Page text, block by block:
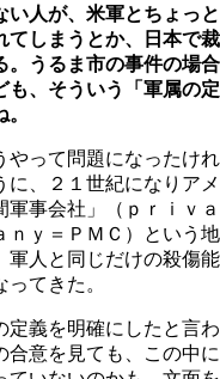
い人が、米軍とちょっと
てしまうとか、日本で裁
。うるま市の事件の場合
も、そういう「軍属の定
って問題になったけれ
に、２１世紀になりアメ
軍事会社」（ｐｒｉｖａ
ｙ＝ＰＭＣ）という地
軍人と同じだけの殺傷能
てきた。
定義を明確にしたと言わ
合意を見ても、この中に